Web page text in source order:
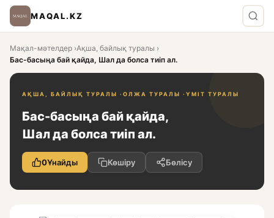
MAQAL.KZ
Мақал-мәтелдер ›Ақша, байлық туралы ›
Бас-басыңа бай қайда, Шал да болса тиіп ал.
АҚША, БАЙЛЫҚ ТУРАЛЫ · ОЛЖА ТУРАЛЫ · ҮМІТ ТУРАЛЫ
Бас-басыңа бай қайда,
Шал да болса тиіп ал.
0Ұнайды Көшіру Бөлісу